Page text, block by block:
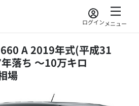
ログインメニュー
A 2019年式(平成31
落ち ～10万キロ
場